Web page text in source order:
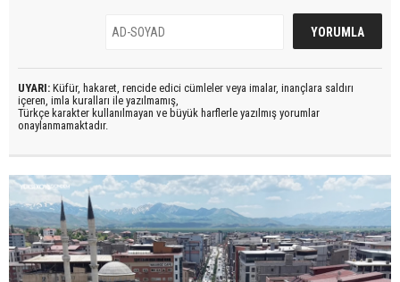
UYARI: Küfür, hakaret, rencide edici cümleler veya imalar, inançlara saldırı
içeren, imla kuralları ile yazılmamış,
Türkçe karakter kullanılmayan ve büyük harflerle yazılmış yorumlar
onaylanmamaktadır.